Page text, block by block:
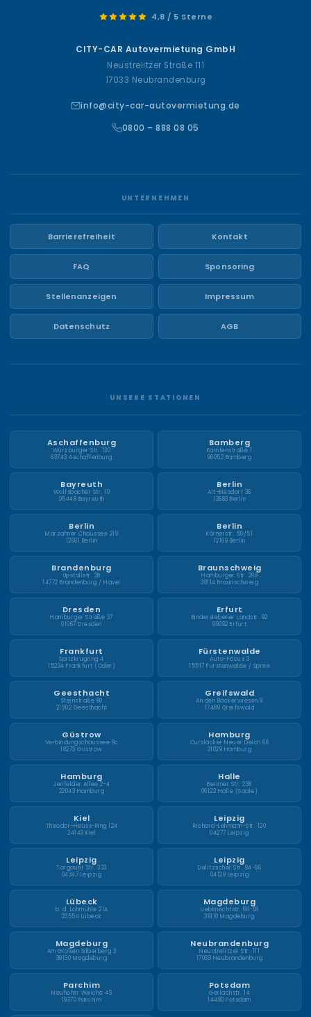
4,8 / 5 Sterne
CITY-CAR Autovermietung GmbH
Neustrelitzer Straße 111
17033 Neubrandenburg
info@city-car-autovermietung.de
0800 – 888 08 05
UNTERNEHMEN
Barrierefreiheit Kontakt
FAQ Sponsoring
Stellenanzeigen Impressum
Datenschutz AGB
UNSERE STATIONEN
Aschaffenburg
Würzburger Str. 130
63743 Aschaffenburg
Bamberg
Kärntenstraße 1
96052 Bamberg
Bayreuth
Wolfsbacher Str. 10
95448 Bayreuth
Berlin
Alt-Biesdorf 36
12683 Berlin
Berlin
Marzahner Chaussee 219
12681 Berlin
Berlin
Körnerstr. 50/51
12169 Berlin
Brandenburg
Upstallstr. 2B
14772 Brandenburg / Havel
Braunschweig
Hamburger Str. 268
38114 Braunschweig
Dresden
Hamburger Straße 37
01067 Dresden
Erfurt
Binderslebener Landstr. 92
99092 Erfurt
Frankfurt
Spitzkrugring 4
15234 Frankfurt (Oder)
Fürstenwalde
Auto-Focus 3
15517 Fürstenwalde / Spree
Geesthacht
Steinstraße 80
21502 Geesthacht
Greifswald
An den Bäckerwiesen 9
17489 Greifswald
Güstrow
Verbindungschaussee 8c
18273 Güstrow
Hamburg
Curslacker Neuer Deich 66
21029 Hamburg
Hamburg
Jenfelder Allee 2-4
22043 Hamburg
Halle
Berliner Str. 238
06122 Halle (Saale)
Kiel
Theodor-Heuss-Ring 124
24143 Kiel
Leipzig
Richard-Lehmann-Str. 120
04277 Leipzig
Leipzig
Torgauer Str. 333
04347 Leipzig
Leipzig
Delitzscher Str. 84-86
04129 Leipzig
Lübeck
b. d. Lohmühle 21A
23554 Lübeck
Magdeburg
Liebknechtstr. 66-68
39110 Magdeburg
Magdeburg
Am Großen Silberberg 3
39130 Magdeburg
Neubrandenburg
Neustrelitzer Str. 111
17033 Neubrandenburg
Parchim
Neuhofer Weiche 43
19370 Parchim
Potsdam
Gerlachstr. 14
14480 Potsdam